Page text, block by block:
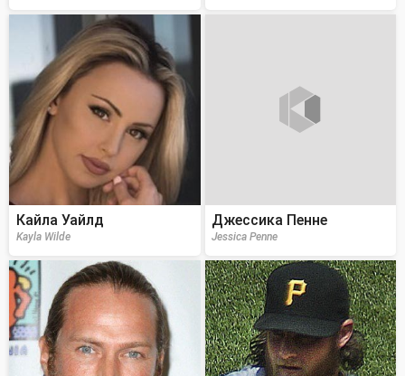
Кайла Уайлд
Kayla Wilde
Джессика Пенне
Jessica Penne